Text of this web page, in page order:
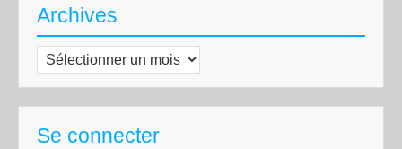
Archives
Archives
Se connecter